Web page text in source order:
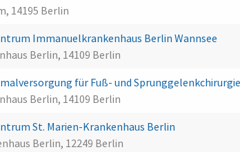
14195 Berlin
Immanuelkrankenhaus Berlin Wannsee
Berlin, 14109 Berlin
für Fuß- und
Berlin, 14109 Berlin
St. Marien-Krankenhaus Berlin
Berlin, 12249 Berlin